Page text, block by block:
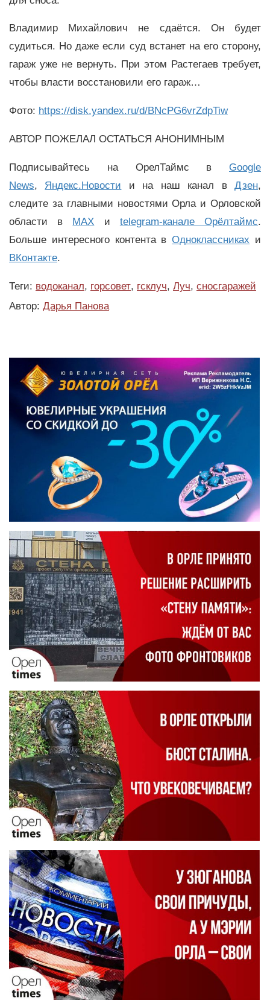
Владимир Михайлович не сдаётся. Он будет
судиться. Но даже если суд встанет на его сторону,
гараж уже не вернуть. При этом Растегаев требует,
чтобы власти восстановили его гараж…
Фото: https://disk.yandex.ru/d/BNcPG6vrZdpTiw
АВТОР ПОЖЕЛАЛ ОСТАТЬСЯ АНОНИМНЫМ
Подписывайтесь на ОрелТаймс в Google
News, Яндекс.Новости и на наш канал вДзен,
следите за главными новостями Орла и Орловской
области в MAX и telegram-канале Орёлтаймс.
Больше интересного контента вОдноклассниках и
ВКонтакте.
Теги: водоканал, горсовет, гсклуч, Луч, сносгаражей
Автор: Дарья Панова